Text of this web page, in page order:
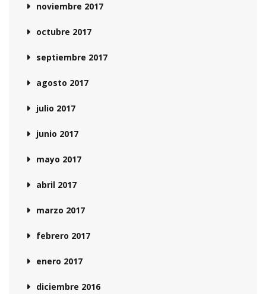
noviembre 2017
octubre 2017
septiembre 2017
agosto 2017
julio 2017
junio 2017
mayo 2017
abril 2017
marzo 2017
febrero 2017
enero 2017
diciembre 2016